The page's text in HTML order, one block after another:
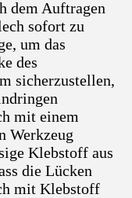
dem Auftragen
sofort zu
um das
des
sicherzustellen,
mit einem
Werkzeug
Klebstoff aus
die Lücken
mit Klebstoff